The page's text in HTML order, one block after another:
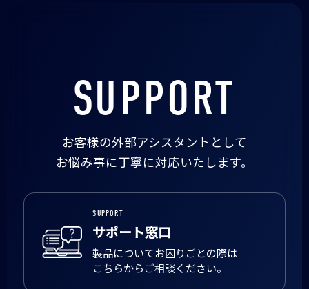
SUPPORT
お客様の外部アシスタントとして
お悩み事に丁寧に対応いたします。
SUPPORT
サポート窓口
製品についてお困りごとの際は
こちらからご相談ください。